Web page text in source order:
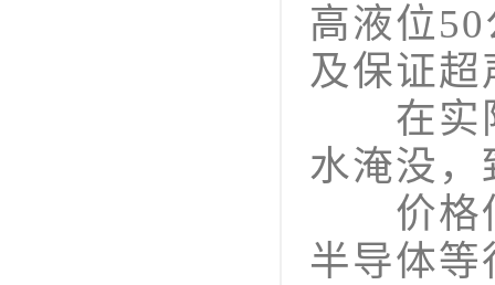
高液位
及保证
在实际
水淹没，
价格低
半导体